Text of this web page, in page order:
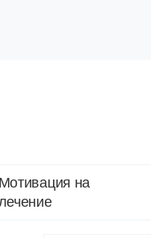
Мотивация на